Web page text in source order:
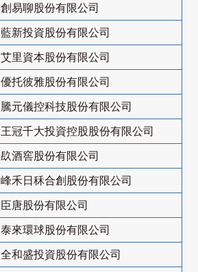
創易聊股份有限公司
藍新投資股份有限公司
艾里資本股份有限公司
優托彼雅股份有限公司
騰元儀控科技股份有限公司
王冠千大投資控股股份有限公司
镹酒窖股份有限公司
峰禾日秝合創股份有限公司
臣唐股份有限公司
泰來環球股份有限公司
全和盛投資股份有限公司